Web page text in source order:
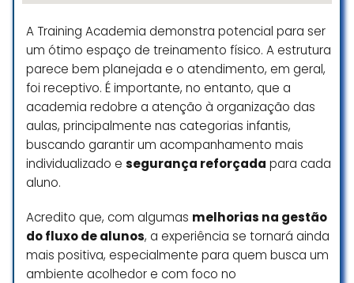
treinos infantis, juvenis e adultos.
Preparam os alunos tanto para a
arte marcial como para a vida.
Vale muito a pena conhecer. Se vc
quer cuidar da sua saúde física e
mental, procurem a academia
OTC Carlos Costa.
Edgar Hatore
☆ 5/5
A Training Academia demonstra potencial para ser
um ótimo espaço de treinamento físico. A estrutura
parece bem planejada e o atendimento, em geral,
foi receptivo. É importante, no entanto, que a
academia redobre a atenção à organização das
aulas, principalmente nas categorias infantis,
buscando garantir um acompanhamento mais
individualizado e segurança reforçada para cada
aluno.
Acredito que, com algumas melhorias na gestão
do fluxo de alunos, a experiência se tornará ainda
mais positiva, especialmente para quem busca um
ambiente acolhedor e com foco no